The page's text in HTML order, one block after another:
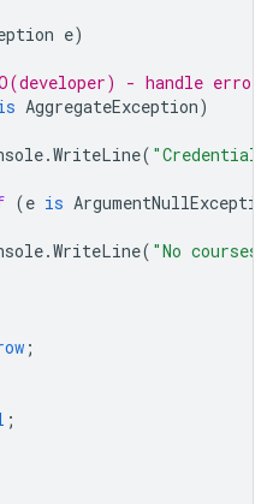
e)
- handle error
AggregateException)
.WriteLine( "Credential
(e is
.WriteLine( "No courses
;
;